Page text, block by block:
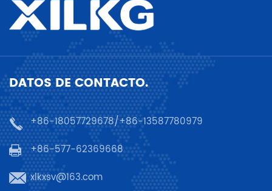
DATOS DE CONTACTO.
+86-18057729678/+86-13587780979
+86-577-62369668
xlkxsv@163.com